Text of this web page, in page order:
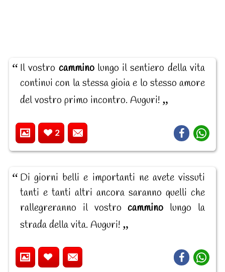
Il vostro camminolungo il sentiero della vita
continui con la stessa gioia e lo stesso amore
del vostro primo incontro. Auguri!
2
Di giorni belli e importanti ne avete vissuti
tanti e tanti altri ancora saranno quelli che
rallegreranno il vostrocammino lungo la
strada della vita. Auguri!